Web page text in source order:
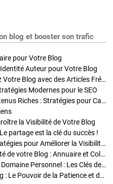
blog et booster son trafic
pour Votre Blog
Auteur pour Votre Blog
Stratégies de Publication : Boostez Votre Blog avec des Articles Fréquents et Exclusifs
Modernes pour le SEO
Enrichir Vos Articles avec des Contenus Riches : Stratégies pour Captiver et Optimiser
la Visibilité de Votre Blog
partage est la clé du succès !
Optimisation SEO des Articles : Stratégies pour Améliorer la Visibilité de Votre Blog
Stratégies pour améliorer la visibilité de votre Blog : Annuaire et Collaborations
Pourquoi Investir dans un Nom de Domaine Personnel : Les Clés de la Réussite de Votre Blog
Comment Faire Émerger Votre Blog : Le Pouvoir de la Patience et de la Persévérance